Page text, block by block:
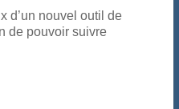
d’un nouvel outil de
de pouvoir suivre